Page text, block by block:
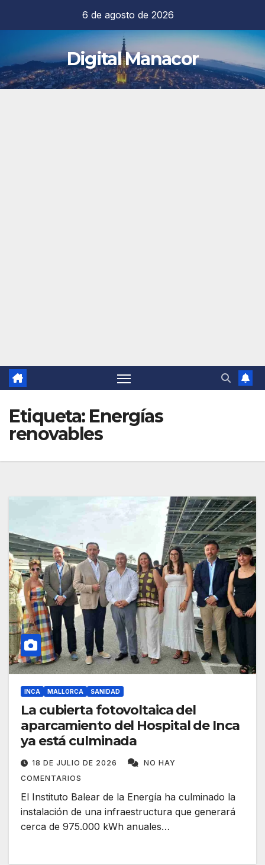
contenido
6 de agosto de 2026
Digital Manacor
Etiqueta: Energías
renovables
INCA MALLORCA SANIDAD
La cubierta fotovoltaica del
aparcamiento del Hospital de Inca
ya está culminada
18 DE JULIO DE 2026
NO HAY
COMENTARIOS
El Instituto Balear de la Energía ha culminado la
instalación de una infraestructura que generará
cerca de 975.000 kWh anuales…